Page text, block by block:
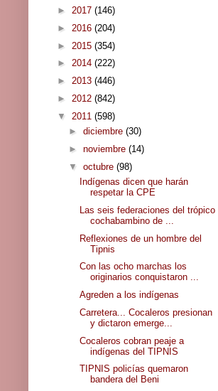
► 2017 (146)
► 2016 (204)
► 2015 (354)
► 2014 (222)
► 2013 (446)
► 2012 (842)
▼ 2011 (598)
► diciembre (30)
► noviembre (14)
▼ octubre (98)
Indígenas dicen que harán
respetar la CPE
Las seis federaciones del trópico
cochabambino de ...
Reflexiones de un hombre del
Tipnis
Con las ocho marchas los
originarios conquistaron ...
Agreden a los indígenas
Carretera... Cocaleros presionan
y dictaron emerge...
Cocaleros cobran peaje a
indígenas del TIPNIS
TIPNIS policías quemaron
bandera del Beni